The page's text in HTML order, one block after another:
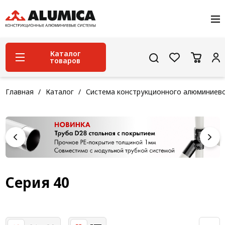
О компании
Услуги
Сервис и поддержка
Проекты
Контакты
Каталог
товаров
Система конструкционного алюминиевого
профиля
Конструкционная трубная система
Модульная трубная система
Кабельные короба
Конвейерная фурнитура
Система линейного перемещения NEW!
Главная Каталог Система конструкционного
Серия 40